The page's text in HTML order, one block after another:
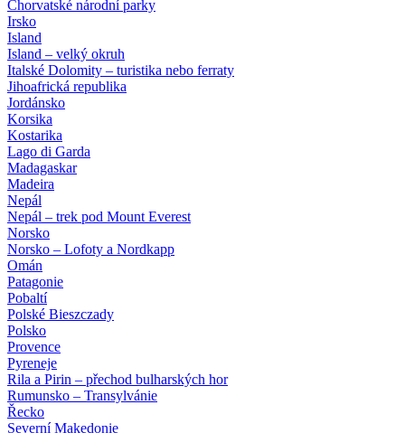
Chorvatské národní parky
Irsko
Island
Island – velký okruh
Italské Dolomity – turistika nebo ferraty
Jihoafrická republika
Jordánsko
Korsika
Kostarika
Lago di Garda
Madagaskar
Madeira
Nepál
Nepál – trek pod Mount Everest
Norsko
Norsko – Lofoty a Nordkapp
Omán
Patagonie
Pobaltí
Polské Bieszczady
Polsko
Provence
Pyreneje
Rila a Pirin – přechod bulharských hor
Rumunsko – Transylvánie
Řecko
Severní Makedonie